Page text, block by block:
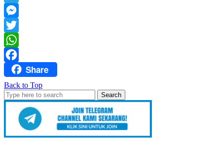
Mail
Telegram
Messenger
Twitter
WhatsApp
FacebookShare
Back to Top
Search
for: